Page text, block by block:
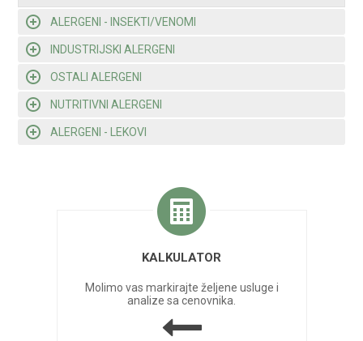
ALERGENI - INSEKTI/VENOMI
INDUSTRIJSKI ALERGENI
OSTALI ALERGENI
NUTRITIVNI ALERGENI
ALERGENI - LEKOVI
KALKULATOR
Molimo vas markirajte željene usluge i
analize sa cenovnika.